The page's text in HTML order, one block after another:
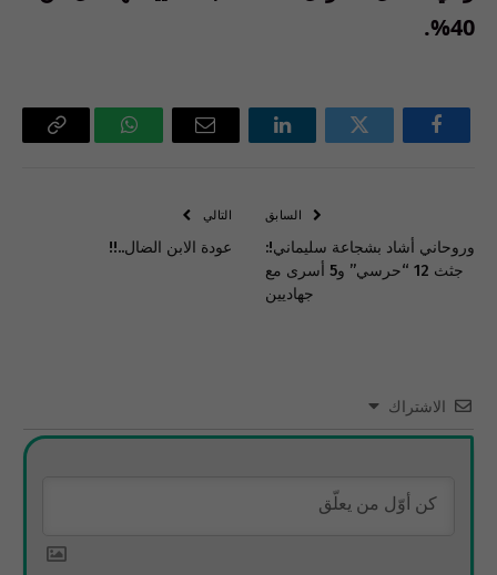
40%.
فيسبوك تويتر لينكدإن
البريد
واتساب Copy
السابق
وروحاني أشاد بشجاعة سليماني!:
جثث 12 “حرسي” و5 أسرى مع
جهاديين
التالي
عودة الابن الضال..!!
الاشتراك